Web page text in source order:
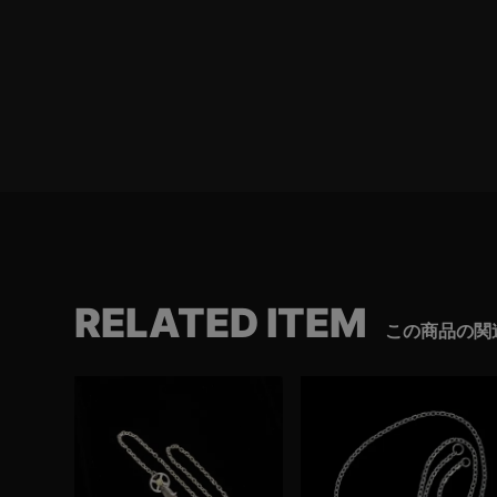
RELATED ITEM この商品の関